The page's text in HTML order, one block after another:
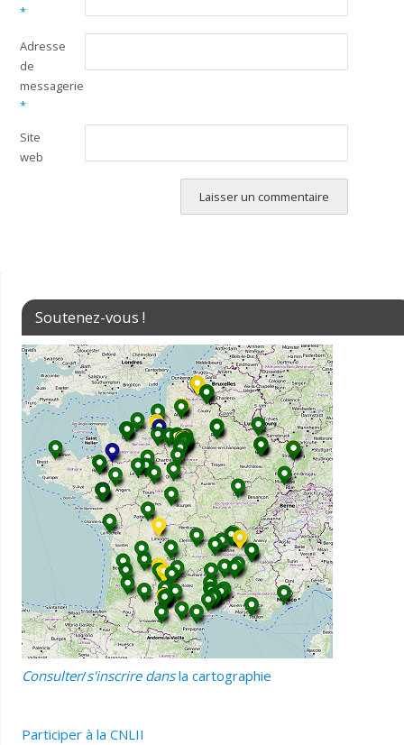
*
Adresse
de
messagerie
*
Site
web
Soutenez-vous !
Consulter/s'inscrire dansla cartographie
Participerà la CNLII